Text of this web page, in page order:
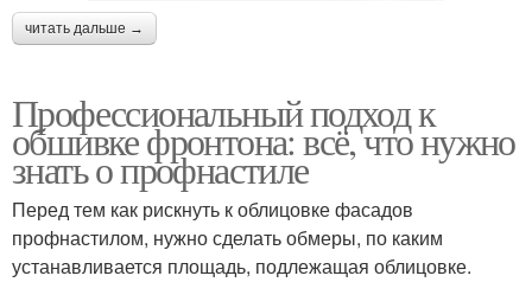
читать дальше →
Профессиональный подход к
обшивке фронтона: всё, что нужно
знать о профнастиле
Перед тем как рискнуть к облицовке фасадов
профнастилом, нужно сделать обмеры, по каким
устанавливается площадь, подлежащая облицовке.